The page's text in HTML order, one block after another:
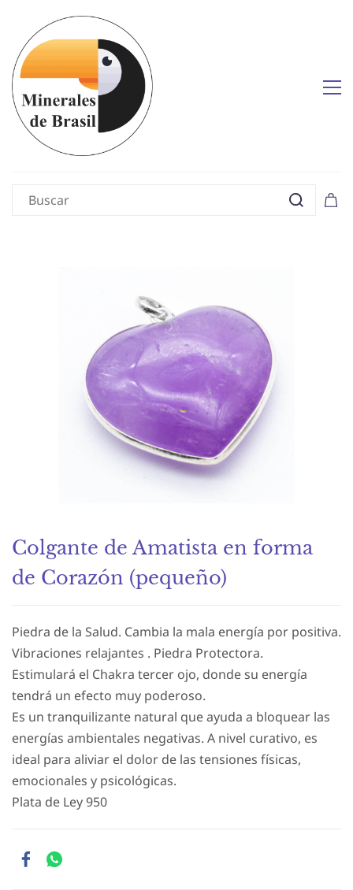
Colgante de Amatista en forma
de Corazón (pequeño)
Piedra de la Salud. Cambia la mala energía por positiva.
Vibraciones relajantes . Piedra Protectora.
Estimulará el Chakra tercer ojo, donde su energía
tendrá un efecto muy poderoso.
Es un tranquilizante natural que ayuda a bloquear las
energías ambientales negativas. A nivel curativo, es
ideal para aliviar el dolor de las tensiones físicas,
emocionales y psicológicas.
Plata de Ley 950